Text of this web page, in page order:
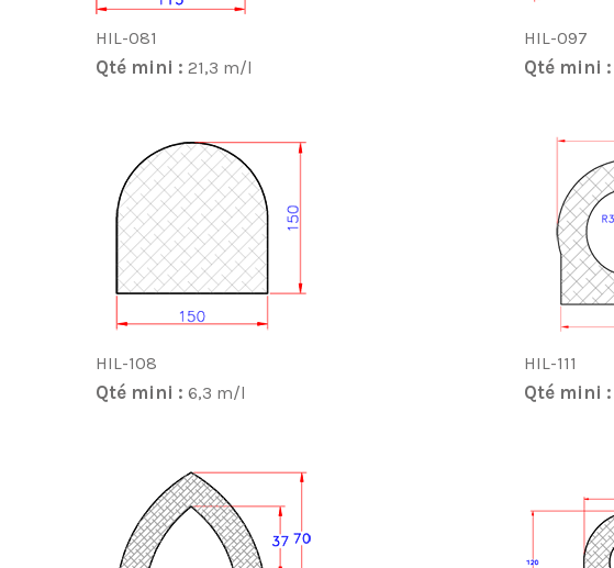
HIL-081
Qté mini : 21,3 m/l
HIL-097
Qté mini :
HIL-108
Qté mini : 6,3 m/l
HIL-111
Qté mini :